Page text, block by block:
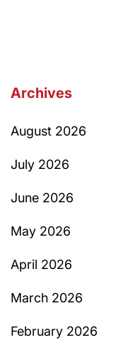
Archives
August 2026
July 2026
June 2026
May 2026
April 2026
March 2026
February 2026